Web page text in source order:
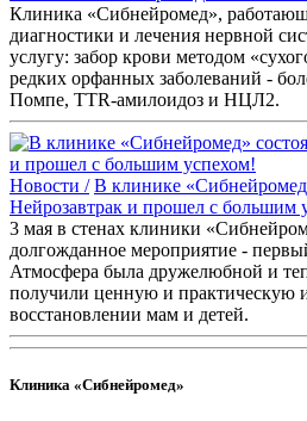
Клиника «Сибнейромед»,
диагностики и лечения нервной
услугу: забор крови методом
редких орфанных заболеваний -
Помпе, TTR-амилоидоз и НЦЛ2.
Новости / В клинике
Нейрозавтрак и прошел с большим
3 мая в стенах клиники
долгожданное мероприятие -
Атмосфера была дружелюбной и
получили ценную и практическую
восстановлении мам и детей.
Клиника «Сибнейромед»